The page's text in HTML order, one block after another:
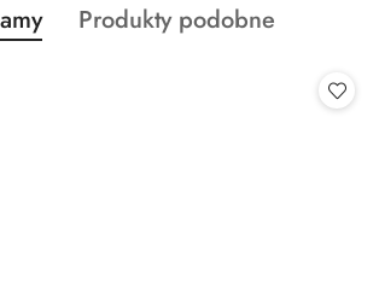
produktów
Produkty
Produkty podobne